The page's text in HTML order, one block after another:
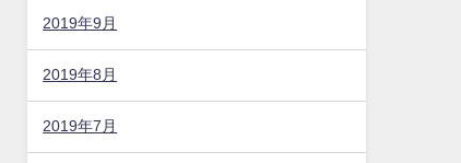
2019年9月
2019年8月
2019年7月